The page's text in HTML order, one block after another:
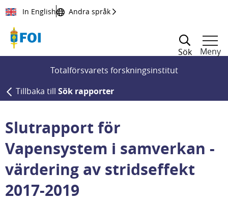
Till innehållet
In English Andra språk
Sök
Meny
Totalförsvarets forskningsinstitut
Tillbaka till Sök rapporter
Slutrapport för
Vapensystem i samverkan -
värdering av stridseffekt
2017-2019